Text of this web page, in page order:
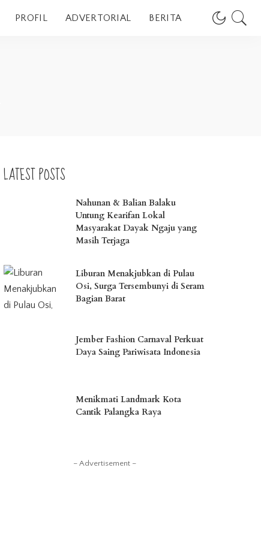
PROFIL ADVERTORIAL BERITA
LATEST POSTS
Nahunan & Balian Balaku
Untung Kearifan Lokal
Masyarakat Dayak Ngaju yang
Masih Terjaga
Liburan Menakjubkan di Pulau
Osi, Surga Tersembunyi di Seram
Bagian Barat
Jember Fashion Carnaval Perkuat
Daya Saing Pariwisata Indonesia
Menikmati Landmark Kota
Cantik Palangka Raya
– Advertisement –